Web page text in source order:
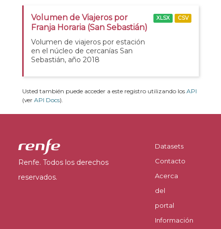
Volumen de Viajeros por
Franja Horaria (San Sebastián)
Volumen de viajeros por estación
en el núcleo de cercanías San
Sebastián, año 2018
XLSX CSV
Usted también puede acceder a este registro utilizando los API
(ver API Docs).
Renfe. Todos los derechos
reservados.
Datasets
Contacto
Acerca
del
portal
Información